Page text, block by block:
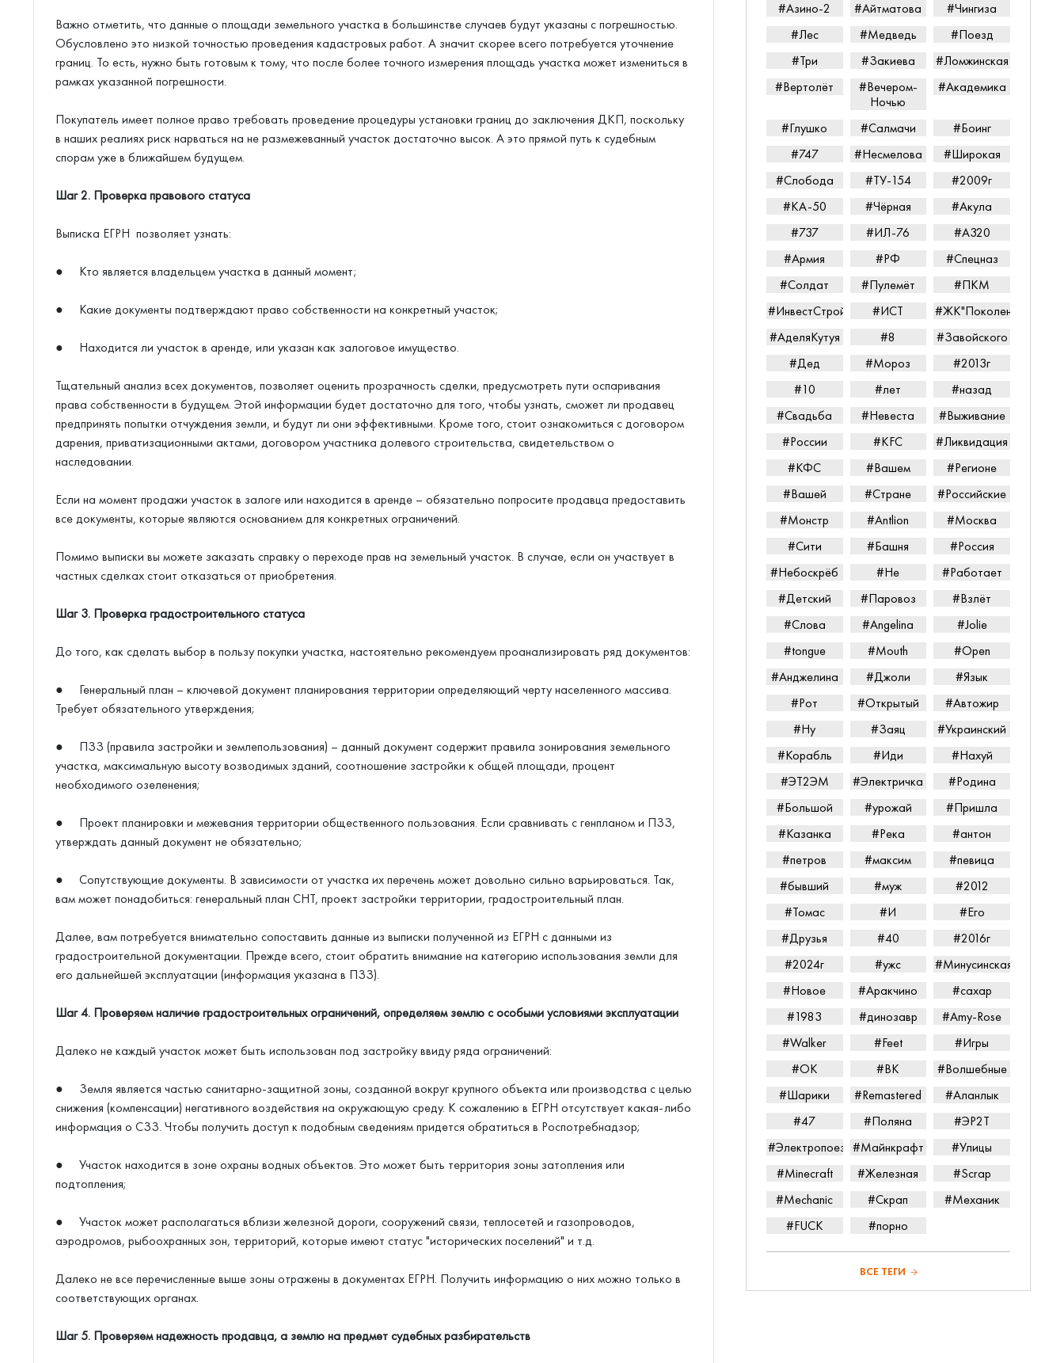
Важно отметить, что данные о площади земельного участка в большинстве случаев будут указаны с погрешностью.
Обусловлено это низкой точностью проведения кадастровых работ. А значит скорее всего потребуется уточнение
границ. То есть, нужно быть готовым к тому, что после более точного измерения площадь участка может измениться в
рамках указанной погрешности.
Покупатель имеет полное право требовать проведение процедуры установки границ до заключения ДКП, поскольку
в наших реалиях риск нарваться на не размежеванный участок достаточно высок. А это прямой путь к судебным
спорам уже в ближайшем будущем.
Шаг 2. Проверка правового статуса
Выписка ЕГРН позволяет узнать:
● Кто является владельцем участка в данный момент;
● Какие документы подтверждают право собственности на конкретный участок;
● Находится ли участок в аренде, или указан как залоговое имущество.
Тщательный анализ всех документов, позволяет оценить прозрачность сделки, предусмотреть пути оспаривания
права собственности в будущем. Этой информации будет достаточно для того, чтобы узнать, сможет ли продавец
предпринять попытки отчуждения земли, и будут ли они эффективными. Кроме того, стоит ознакомиться с договором
дарения, приватизационными актами, договором участника долевого строительства, свидетельством о
наследовании.
Если на момент продажи участок в залоге или находится в аренде – обязательно попросите продавца предоставить
все документы, которые являются основанием для конкретных ограничений.
Помимо выписки вы можете заказать справку о переходе прав на земельный участок. В случае, если он участвует в
частных сделках стоит отказаться от приобретения.
Шаг 3. Проверка градостроительного статуса
До того, как сделать выбор в пользу покупки участка, настоятельно рекомендуем проанализировать ряд документов:
● Генеральный план – ключевой документ планирования территории определяющий черту населенного массива.
Требует обязательного утверждения;
● ПЗЗ (правила застройки и землепользования) – данный документ содержит правила зонирования земельного
участка, максимальную высоту возводимых зданий, соотношение застройки к общей площади, процент
необходимого озеленения;
● Проект планировки и межевания территории общественного пользования. Если сравнивать с генпланом и ПЗЗ,
утверждать данный документ не обязательно;
● Сопутствующие документы. В зависимости от участка их перечень может довольно сильно варьироваться. Так,
вам может понадобиться: генеральный план СНТ, проект застройки территории, градостроительный план.
Далее, вам потребуется внимательно сопоставить данные из выписки полученной из ЕГРН с данными из
градостроительной документации. Прежде всего, стоит обратить внимание на категорию использования земли для
его дальнейшей эксплуатации (информация указана в ПЗЗ).
Шаг 4. Проверяем наличие градостроительных ограничений, определяем землю с особыми условиями эксплуатации
Далеко не каждый участок может быть использован под застройку ввиду ряда ограничений:
● Земля является частью санитарно-защитной зоны, созданной вокруг крупного объекта или производства с целью
снижения (компенсации) негативного воздействия на окружающую среду. К сожалению в ЕГРН отсутствует какая-либо
информация о СЗЗ. Чтобы получить доступ к подобным сведениям придется обратиться в Роспотребнадзор;
● Участок находится в зоне охраны водных объектов. Это может быть территория зоны затопления или
подтопления;
● Участок может располагаться вблизи железной дороги, сооружений связи, теплосетей и газопроводов,
аэродромов, рыбоохранных зон, территорий, которые имеют статус "исторических поселений" и т.д.
Далеко не все перечисленные выше зоны отражены в документах ЕГРН. Получить информацию о них можно только в
соответствующих органах.
Шаг 5. Проверяем надежность продавца, а землю на предмет судебных разбирательств
#Азино-2
#Айтматова
#Чингиза
#Лес
#Медведь
#Поезд
#Три
#Закиева
#Ломжинская
#Вертолёт
#Вечером-
Ночью
#Академика
#Глушко #Салмачи
#Боинг
#747
#Несмелова
#Широкая
#Слобода
#ТУ-154
#2009г
#КА-50
#Чёрная
#Акула
#737
#ИЛ-76
#А320
#Армия
#РФ
#Спецназ
#Солдат
#Пулемёт
#ПКМ
#ИнвестСтройТорг
#ИСТ
#ЖК"Поколение"
#АделяКутуя
#8
#Завойского
#Дед
#Мороз
#2013г
#10
#лет
#назад
#Свадьба
#Невеста
#Выживание
#России
#KFC
#Ликвидация
#КФС
#Вашем
#Регионе
#Вашей
#Стране
#Российские
#Монстр
#Antlion
#Москва
#Сити
#Башня
#Россия
#Небоскрёб
#Не
#Работает
#Детский
#Паровоз
#Взлёт
#Слова
#Angelina
#Jolie
#tongue
#Mouth
#Open
#Анджелина
#Джоли
#Язык
#Рот
#Открытый
#Автожир
#Ну
#Заяц
#Украинский
#Корабль
#Иди
#Нахуй
#ЭТ2ЭМ
#Электричка
#Родина
#Большой
#урожай
#Пришла
#Казанка
#Река
#антон
#петров
#максим
#певица
#бывший
#муж
#2012
#Томас
#И
#Его
#Друзья
#40
#2016г
#2024г
#ужс
#Минусинская
#Новое
#Аракчино
#сахар
#1983
#динозавр
#Amy-Rose
#Walker
#Feet
#Игры
#ОК
#ВК
#Волшебные
#Шарики
#Remastered
#Аланлык
#47
#Поляна
#ЭР2Т
#Электропоезд #Майнкрафт
#Улицы
#Minecraft
#Железная
#Scrap
#Mechanic
#Скрап
#Механик
#FUCK
#порно
ВСЕ ТЕГИ